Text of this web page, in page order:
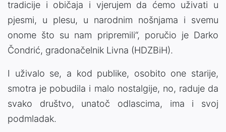
tradicije i običaja i vjerujem da ćemo uživati u
pjesmi, u plesu, u narodnim nošnjama i svemu
onome što su nam pripremili“, poručio je Darko
Čondrić, gradonačelnik Livna (HDZBiH).
I uživalo se, a kod publike, osobito one starije,
smotra je pobudila i malo nostalgije, no, raduje da
svako društvo, unatoč odlascima, ima i svoj
podmladak.